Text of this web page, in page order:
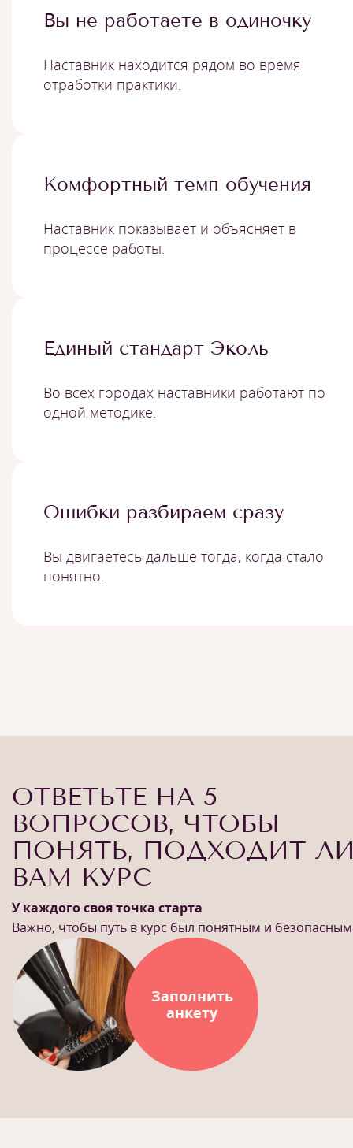
Вы не работаете в одиночку
Наставник находится рядом во время
отработки практики.
Комфортный темп обучения
Наставник показывает и объясняет в
процессе работы.
Единый стандарт Эколь
Во всех городах наставники работают по
одной методике.
Ошибки разбираем сразу
Вы двигаетесь дальше тогда, когда стало
понятно.
ОТВЕТЬТЕ НА 5
ВОПРОСОВ, ЧТОБЫ
ПОНЯТЬ, ПОДХОДИТ
ВАМ КУРС
У каждого своя точка старта
Важно, чтобы путь в курс был понятным и безопасным
Заполнить
анкету